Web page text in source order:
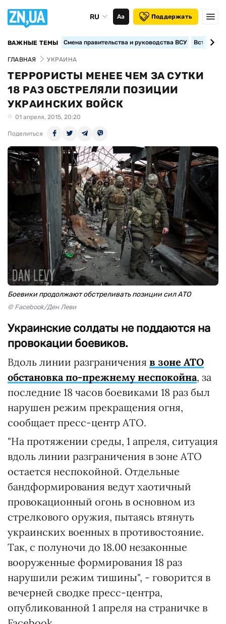
RU Аа Поддержать
ВАЖНЫЕ ТЕМЫ Смена правительства и руководства ВСУ
ГЛАВНАЯ УКРАИНА
ТЕРРОРИСТЫ МЕНЕЕ ЧЕМ ЗА СУТКИ
18 РАЗ ОБСТРЕЛЯЛИ ПОЗИЦИИ
УКРАИНСКИХ ВОЙСК
01 апреля, 2015, 20:20
Поделиться
Боевики продолжают обстреливать позиции сил АТО
© Facebook/Ден Леви
Украинские солдаты не поддаются на
провокации боевиков.
Вдоль линии разграничения в зоне АТО
обстановка по-прежнему неспокойна, за
последние 18 часов боевиками 18 раз был
нарушен режим прекращения огня,
сообщает пресс-центр АТО.
"На протяжении среды, 1 апреля, ситуация
вдоль линии разграничения в зоне АТО
остается неспокойной. Отдельные
бандформирования ведут хаотичный
провокационный огонь в основном из
стрелкового оружия, пытаясь втянуть
украинских военных в противостояние.
Так, с полуночи до 18.00 незаконные
вооруженные формирования 18 раз
нарушили режим тишины", - говорится в
вечерней сводке пресс-центра,
опубликованной 1 апреля на страничке в